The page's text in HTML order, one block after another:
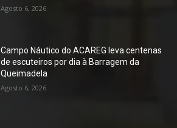
Agosto 6, 2026
Campo Náutico do ACAREG leva centenas
de escuteiros por dia à Barragem da
Queimadela
Agosto 6, 2026